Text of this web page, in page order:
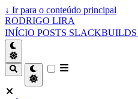
↓ Ir para o conteúdo principal
RODRIGO LIRA
INÍCIO POSTS SLACKBUILDS